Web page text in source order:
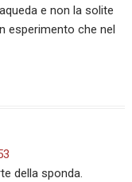
e non la solite
esperimento che nel
della sponda.